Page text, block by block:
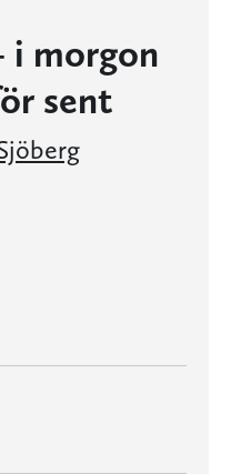
i morgon
sent